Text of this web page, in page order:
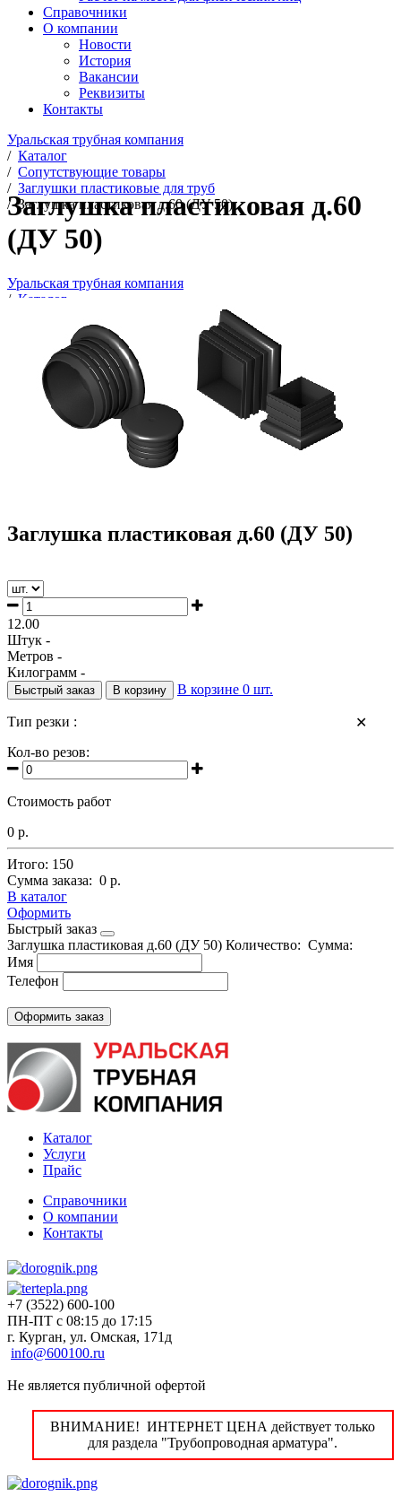
Справочники
О компании
Новости
История
Вакансии
Реквизиты
Контакты
Уральская трубная компания
/ Каталог
/ Сопутствующие товары
/ Заглушки пластиковые для труб
/ Заглушка пластиковая д.60 (ДУ 50)
Заглушка пластиковая д.60
(ДУ 50)
Уральская трубная компания
/ Каталог
Заглушки пластиковые для труб
Заглушка пластиковая д.60 (ДУ 50)
Заглушка пластиковая д.60 (ДУ 50)
12.00
Штук -
Метров -
Килограмм -
Быстрый заказ В корзину В корзине 0 шт.
✕
Тип резки :
Кол-во резов:
Стоимость работ
0 р.
Итого: 150
Сумма заказа: 0 р.
В каталог
Оформить
Быстрый заказ
Заглушка пластиковая д.60 (ДУ 50) Количество: Сумма:
Имя
Телефон
Каталог
Услуги
Прайс
Справочники
О компании
Контакты
+7 (3522) 600-100
ПН-ПТ с 08:15 до 17:15
г. Курган, ул. Омская, 171д
info@600100.ru
Не является публичной офертой
ВНИМАНИЕ! ИНТЕРНЕТ ЦЕНА действует только
для раздела "Трубопроводная арматура".